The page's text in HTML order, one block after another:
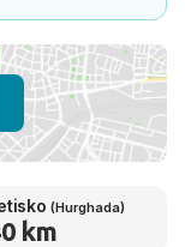
(Hurghada)
km